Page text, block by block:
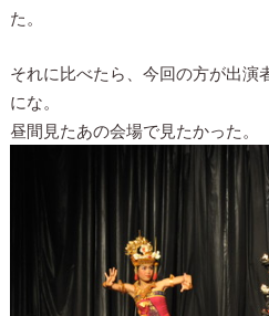
た。
それに比べたら、今回の方が出演
にな。
昼間見たあの会場で見たかった。